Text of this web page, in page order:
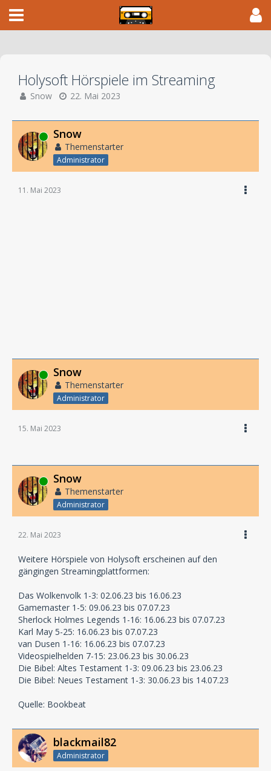
Holysoft Hörspiele im Streaming
Snow 22. Mai 2023
Online Snow
Themenstarter
Administrator
11. Mai 2023
Online Snow
Themenstarter
Administrator
15. Mai 2023
Online Snow
Themenstarter
Administrator
22. Mai 2023
Weitere Hörspiele von Holysoft erscheinen auf den
gängingen Streamingplattformen:
Das Wolkenvolk 1-3: 02.06.23 bis 16.06.23
Gamemaster 1-5: 09.06.23 bis 07.07.23
Sherlock Holmes Legends 1-16: 16.06.23 bis 07.07.23
Karl May 5-25: 16.06.23 bis 07.07.23
van Dusen 1-16: 16.06.23 bis 07.07.23
Videospielhelden 7-15: 23.06.23 bis 30.06.23
Die Bibel: Altes Testament 1-3: 09.06.23 bis 23.06.23
Die Bibel: Neues Testament 1-3: 30.06.23 bis 14.07.23
Quelle: Bookbeat
blackmail82
Administrator